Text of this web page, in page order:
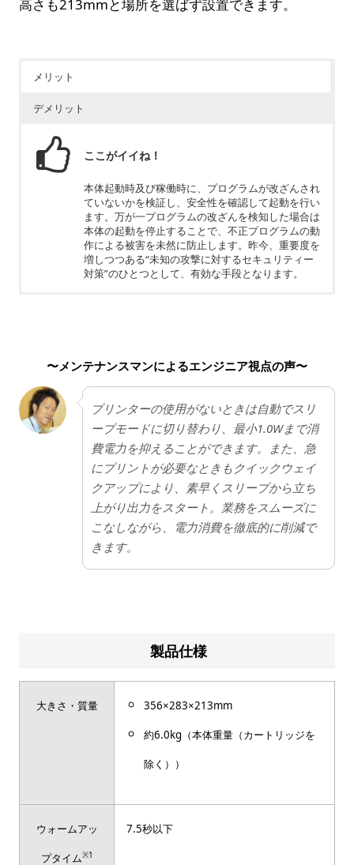
高さも213mmと場所を選ばず設置できます。
メリット
デメリット
ここがイイね！
本体起動時及び稼働時に、プログラムが改ざんされ
ていないかを検証し、安全性を確認して起動を行い
ます。万が一プログラムの改ざんを検知した場合は
本体の起動を停止することで、不正プログラムの動
作による被害を未然に防止します。昨今、重要度を
増しつつある“未知の攻撃に対するセキュリティー
対策”のひとつとして、有効な手段となります。
す。A3など大きい素材も印刷できますが、プリン
ターのため、コピー・FAX・スキャンはできませ
ん。
〜メンテナンスマンによるエンジニア視点の声〜
プリンターの使用がないときは自動でスリ
ープモードに切り替わり、最小1.0Wまで消
費電力を抑えることができます。また、急
にプリントが必要なときもクイックウェイ
クアップにより、素早くスリープから立ち
上がり出力をスタート。業務をスムーズに
こなしながら、電力消費を徹底的に削減で
きます。
製品仕様
大きさ・質量 356×283×213mm
約6.0kg（本体重量（カートリッジを
除く））
ウォームアッ
プタイム※1
7.5秒以下